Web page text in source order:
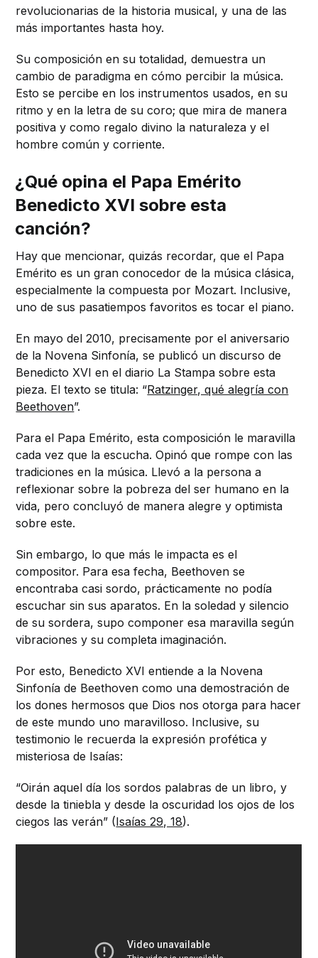
revolucionarias de la historia musical, y una de las
más importantes hasta hoy.
Su composición en su totalidad, demuestra un
cambio de paradigma en cómo percibir la música.
Esto se percibe en los instrumentos usados, en su
ritmo y en la letra de su coro; que mira de manera
positiva y como regalo divino la naturaleza y el
hombre común y corriente.
¿Qué opina el Papa Emérito
Benedicto XVI sobre esta
canción?
Hay que mencionar, quizás recordar, que el Papa
Emérito es un gran conocedor de la música clásica,
especialmente la compuesta por Mozart. Inclusive,
uno de sus pasatiempos favoritos es tocar el piano.
En mayo del 2010, precisamente por el aniversario
de la Novena Sinfonía, se publicó un discurso de
Benedicto XVI en el diario La Stampa sobre esta
pieza. El texto se titula: “Ratzinger, qué alegría con
Beethoven”.
Para el Papa Emérito, esta composición le maravilla
cada vez que la escucha. Opinó que rompe con las
tradiciones en la música. Llevó a la persona a
reflexionar sobre la pobreza del ser humano en la
vida, pero concluyó de manera alegre y optimista
sobre este.
Sin embargo, lo que más le impacta es el
compositor. Para esa fecha, Beethoven se
encontraba casi sordo, prácticamente no podía
escuchar sin sus aparatos. En la soledad y silencio
de su sordera, supo componer esa maravilla según
vibraciones y su completa imaginación.
Por esto, Benedicto XVI entiende a la Novena
Sinfonía de Beethoven como una demostración de
los dones hermosos que Dios nos otorga para hacer
de este mundo uno maravilloso. Inclusive, su
testimonio le recuerda la expresión profética y
misteriosa de Isaías:
“Oirán aquel día los sordos palabras de un libro, y
desde la tiniebla y desde la oscuridad los ojos de los
ciegos las verán” (Isaías 29, 18).